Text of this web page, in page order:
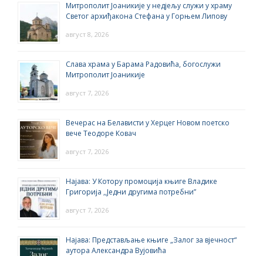
Митрополит Јоаникије у недјељу служи у храму
Светог архиђакона Стефана у Горњем Липову
август 8, 2026
Слава храма у Барама Радовића, богослужи
Митрополит Јоаникије
август 7, 2026
Вечерас на Белависти у Херцег Новом поетско
вече Теодоре Ковач
август 7, 2026
Најава: У Котору промоција књиге Владике
Григорија ,,Једни другима потребни”
август 7, 2026
Најава: Представљање књиге „Залог за вјечност“
аутора Александра Вујовића